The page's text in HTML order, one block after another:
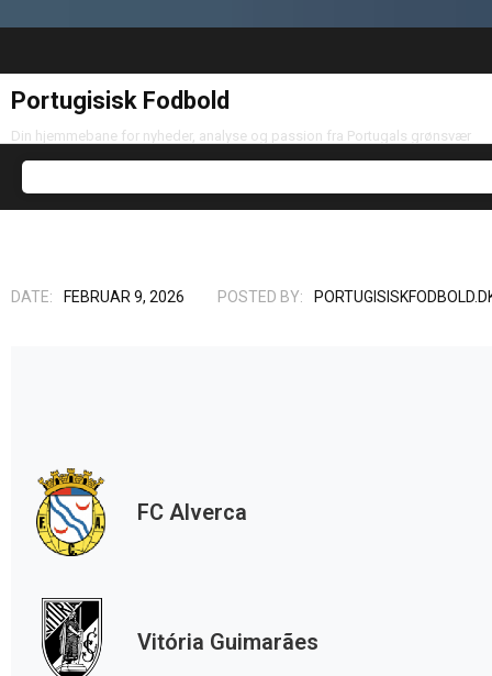
Portugisisk Fodbold
Din hjemmebane for nyheder, analyse og passion fra Portugals grønsvær
DATE: FEBRUAR 9, 2026 POSTED BY:
FC Alverca
Vitória Guimarães